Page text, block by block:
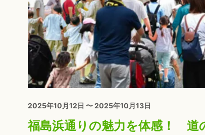
2025年10月12日 〜 2025年10月13日
福島浜通りの魅力を体感！ 道